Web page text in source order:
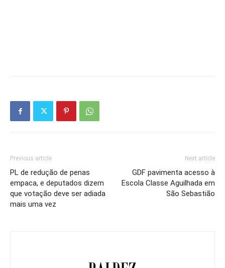
Previous article
PL de redução de penas
empaca, e deputados dizem
que votação deve ser adiada
mais uma vez
Next article
GDF pavimenta acesso à
Escola Classe Aguilhada em
São Sebastião